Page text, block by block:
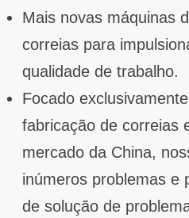
Mais novas máquinas
correias para
qualidade de trabalho.
Focado
fabricação de correias
mercado da China,
inúmeros problemas e
de solução de